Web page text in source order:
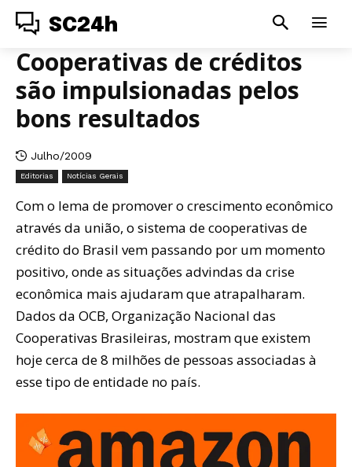
SC24h
Cooperativas de créditos
são impulsionadas pelos
bons resultados
Julho/2009
Editorias Notícias Gerais
Com o lema de promover o crescimento econômico
através da união, o sistema de cooperativas de
crédito do Brasil vem passando por um momento
positivo, onde as situações advindas da crise
econômica mais ajudaram que atrapalharam.
Dados da OCB, Organização Nacional das
Cooperativas Brasileiras, mostram que existem
hoje cerca de 8 milhões de pessoas associadas à
esse tipo de entidade no país.